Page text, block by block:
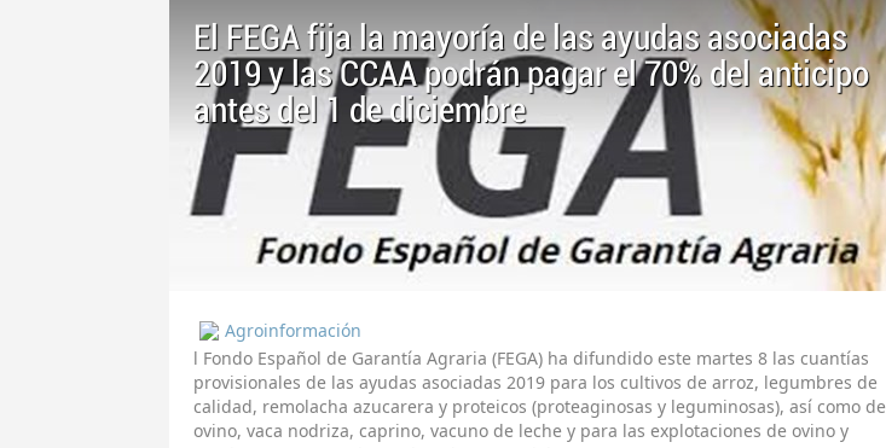
El FEGA fija la mayoría de las ayudas asociadas
2019 y las CCAA podrán pagar el 70% del anticipo
antes del 1 de diciembre
Agroinformación
l Fondo Español de Garantía Agraria (FEGA) ha difundido este martes 8 las cuantías
provisionales de las ayudas asociadas 2019 para los cultivos de arroz, legumbres de
calidad, remolacha azucarera y proteicos (proteaginosas y leguminosas), así como de
ovino, vaca nodriza, caprino, vacuno de leche y para las explotaciones de ovino y